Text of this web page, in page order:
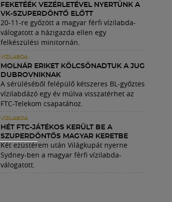
FEKETÉÉK VEZÉRLETÉVEL NYERTÜNK A
VK-SZUPERDÖNTŐ ELŐTT
20-11-re győzött a magyar férfi vízilabda-
válogatott a házigazda ellen egy
felkészülési minitornán.
VÍZILABDA
MOLNÁR ERIKET KÖLCSÖNADTUK A JUG
DUBROVNIKNAK
A sérüléséből felépülő kétszeres BL-győztes
vízilabdázó egy év múlva visszatérhet az
FTC-Telekom csapatához.
VÍZILABDA
HÉT FTC-JÁTÉKOS KERÜLT BE A
SZUPERDÖNTŐS MAGYAR KERETBE
Két ezüstérem után Világkupát nyerne
Sydney-ben a magyar férfi vízilabda-
válogatott.